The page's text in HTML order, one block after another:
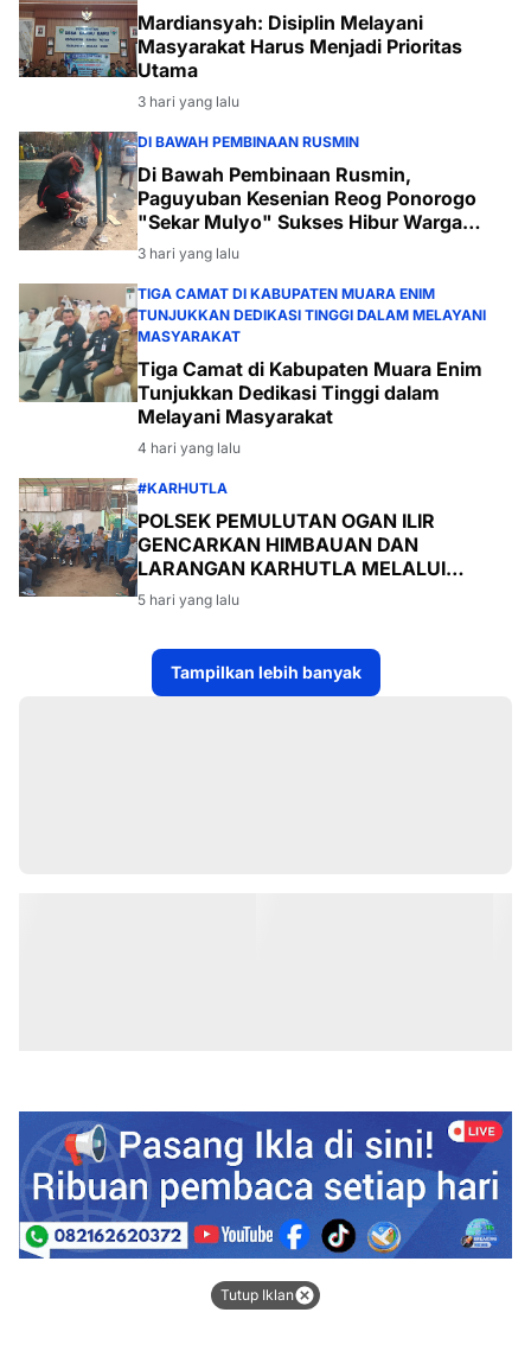
Mardiansyah: Disiplin Melayani
Masyarakat Harus Menjadi Prioritas
Utama
3 hari yang lalu
DI BAWAH PEMBINAAN RUSMIN
Di Bawah Pembinaan Rusmin,
Paguyuban Kesenian Reog Ponorogo
"Sekar Mulyo" Sukses Hibur Warga
Desa Payabakal
3 hari yang lalu
TIGA CAMAT DI KABUPATEN MUARA ENIM
TUNJUKKAN DEDIKASI TINGGI DALAM MELAYANI
MASYARAKAT
Tiga Camat di Kabupaten Muara Enim
Tunjukkan Dedikasi Tinggi dalam
Melayani Masyarakat
4 hari yang lalu
#KARHUTLA
POLSEK PEMULUTAN OGAN ILIR
GENCARKAN HIMBAUAN DAN
LARANGAN KARHUTLA MELALUI
PROGRAM TSKD (TOURING SAMBANG
KE DESA-DESA
5 hari yang lalu
Tampilkan lebih banyak
Tutup Iklan